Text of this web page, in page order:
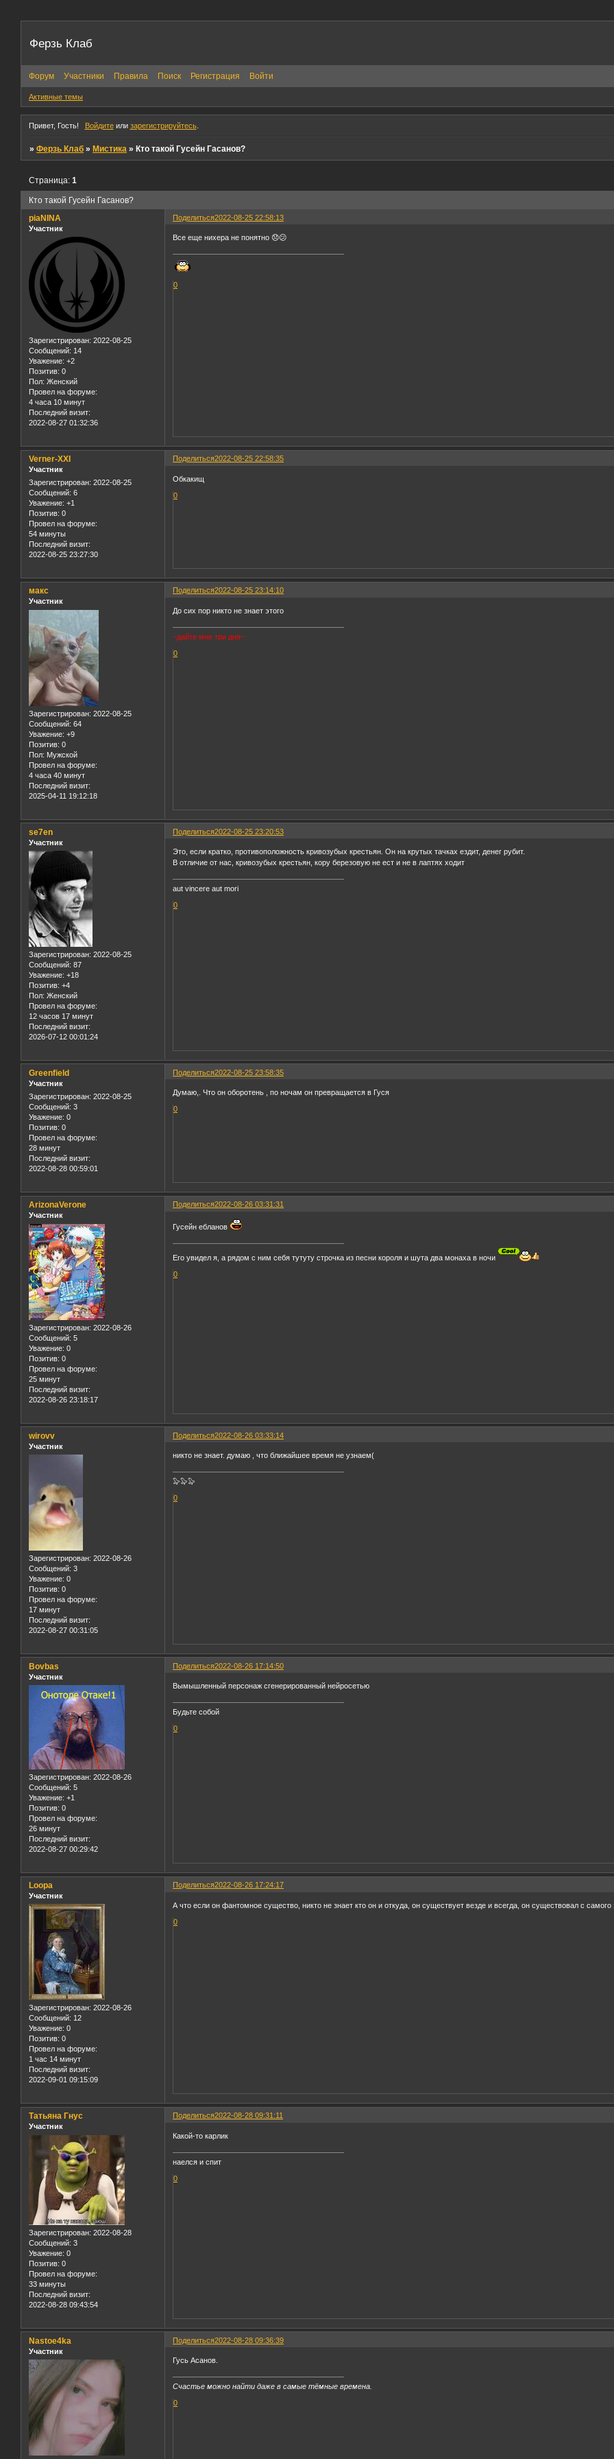
Ферзь Клаб
Форум Участники Правила Поиск Регистрация Войти
Активные темы
Привет, Гость! Войдитеили зарегистрируйтесь.
»Ферзь Клаб »Мистика »Кто такой Гусейн Гасанов?
Кто такой Гусейн Гасанов?
Страница:1
Поделиться2022-08-25 22:58:13
piaNINA
Участник
Зарегистрирован: 2022-08-25
Сообщений: 14
Уважение: +2
Позитив: 0
Пол: Женский
Провел на форуме:
4 часа 10 минут
Последний визит:
2022-08-27 01:32:36
Все еще нихера не понятно 😞😕
0
Поделиться2022-08-25 22:58:35
Verner-XXI
Участник
Зарегистрирован: 2022-08-25
Сообщений: 6
Уважение: +1
Позитив: 0
Провел на форуме:
54 минуты
Последний визит:
2022-08-25 23:27:30
Обкакищ
0
Поделиться2022-08-25 23:14:10
макс
Участник
Зарегистрирован: 2022-08-25
Сообщений: 64
Уважение: +9
Позитив: 0
Пол: Мужской
Провел на форуме:
4 часа 40 минут
Последний визит:
2025-04-11 19:12:18
До сих пор никто не знает этого
~дайте мне три дня~
0
Поделиться2022-08-25 23:20:53
se7en
Участник
Зарегистрирован: 2022-08-25
Сообщений: 87
Уважение: +18
Позитив: +4
Пол: Женский
Провел на форуме:
12 часов 17 минут
Последний визит:
2026-07-12 00:01:24
Это, если кратко, противоположность кривозубых крестьян. Он на крутых тачках ездит, денег рубит.
В отличие от нас, кривозубых крестьян, кору березовую не ест и не в лаптях ходит
aut vincere aut mori
0
Поделиться2022-08-25 23:58:35
Greenfield
Участник
Зарегистрирован: 2022-08-25
Сообщений: 3
Уважение: 0
Позитив: 0
Провел на форуме:
28 минут
Последний визит:
2022-08-28 00:59:01
Думаю,. Что он оборотень , по ночам он превращается в Гуся
0
Поделиться2022-08-26 03:31:31
ArizonaVerone
Участник
Зарегистрирован: 2022-08-26
Сообщений: 5
Уважение: 0
Позитив: 0
Провел на форуме:
25 минут
Последний визит:
2022-08-26 23:18:17
Гусейн ебланов
Его увидел я, а рядом с ним себя тутуту строчка из песни короля и шута два монаха в ночи
0
Поделиться2022-08-26 03:33:14
wirovv
Участник
Зарегистрирован: 2022-08-26
Сообщений: 3
Уважение: 0
Позитив: 0
Провел на форуме:
17 минут
Последний визит:
2022-08-27 00:31:05
никто не знает. думаю , что ближайшее время не узнаем(
🦭🦭🦭
0
Поделиться2022-08-26 17:14:50
Bovbas
Участник
Зарегистрирован: 2022-08-26
Сообщений: 5
Уважение: +1
Позитив: 0
Провел на форуме:
26 минут
Последний визит:
2022-08-27 00:29:42
Вымышленный персонаж сгенерированный нейросетью
Будьте собой
0
Поделиться2022-08-26 17:24:17
Loopa
Участник
Зарегистрирован: 2022-08-26
Сообщений: 12
Уважение: 0
Позитив: 0
Провел на форуме:
1 час 14 минут
Последний визит:
2022-09-01 09:15:09
А что если он фантомное существо, никто не знает кто он и откуда, он существует везде и всегда, он существовал с
0
Поделиться2022-08-28 09:31:11
Татьяна Гнус
Участник
Зарегистрирован: 2022-08-28
Сообщений: 3
Уважение: 0
Позитив: 0
Провел на форуме:
33 минуты
Последний визит:
2022-08-28 09:43:54
Какой-то карлик
наелся и спит
0
Поделиться2022-08-28 09:36:39
Nastoe4ka
Участник
Гусь Асанов.
Счастье можно найти даже в самые тёмные времена.
0